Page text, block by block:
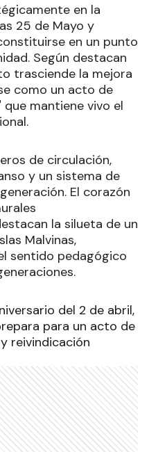
en la
25 de Mayo y
en un punto
Según destacan
trasciende la mejora
como un acto de
mantiene vivo el
de circulación,
y un sistema de
El corazón
la silueta de un
Malvinas,
sentido pedagógico
del 2 de abril,
para un acto de
reivindicación